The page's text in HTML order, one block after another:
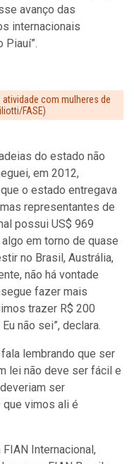
avanço das
internacionais
Piauí”.
atividade com mulheres de
FASE)
do estado não
em 2012,
o estado entregava
representantes de
possui US$ 969
em torno de quase
no Brasil, Austrália,
não há vontade
fazer mais
trazer R$ 200
não sei”, declara.
lembrando que ser
lei não deve ser fácil e
ser
que vimos ali é
Internacional,